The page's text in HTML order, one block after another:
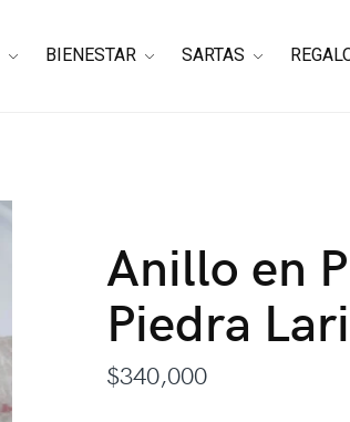
BIENESTAR SARTAS
Anillo en
Piedra
$340,000